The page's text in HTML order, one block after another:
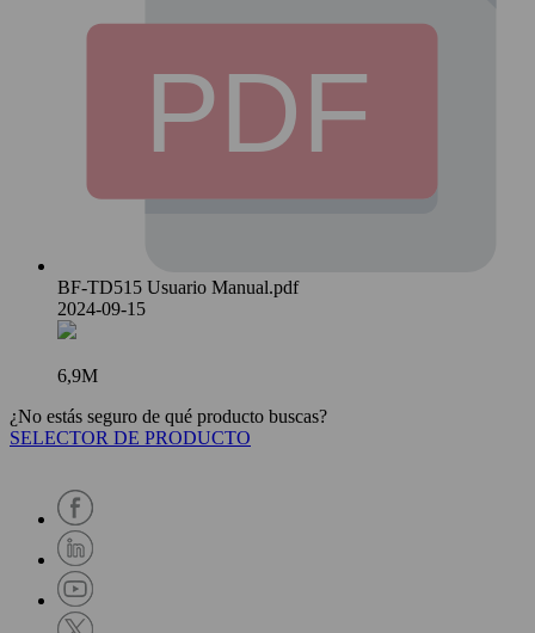
BF-TD515 Usuario Manual.pdf
2024-09-15
6,9M
¿No estás seguro de qué producto buscas?
SELECTOR DE PRODUCTO